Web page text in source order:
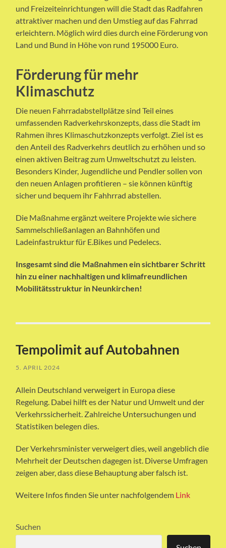
und Freizeiteinrichtungen will die Stadt das Radfahren
attraktiver machen und den Umstieg auf das Fahrrad
erleichtern. Möglich wird dies durch eine Förderung von
Land und Bund in Höhe von rund 195000 Euro.
Förderung für mehr
Klimaschutz
Die neuen Fahrradabstellplätze sind Teil eines
umfassenden Radverkehrskonzepts, dass die Stadt im
Rahmen ihres Klimaschutzkonzepts verfolgt. Ziel ist es
den Anteil des Radverkehrs deutlich zu erhöhen und so
einen aktiven Beitrag zum Umweltschutzt zu leisten.
Besonders Kinder, Jugendliche und Pendler sollen von
den neuen Anlagen profitieren – sie können künftig
sicher und bequem ihr Fahhrrad abstellen.
Die Maßnahme ergänzt weitere Projekte wie sichere
Sammelschließanlagen an Bahnhöfen und
Ladeinfastruktur für E.Bikes und Pedelecs.
Insgesamt sind die Maßnahmen ein sichtbarer Schritt
hin zu einer nachhaltigen und klimafreundlichen
Mobilitätsstruktur in Neunkirchen!
Tempolimit auf Autobahnen
5. APRIL 2024
Allein Deutschland verweigert in Europa diese
Regelung. Dabei hilft es der Natur und Umwelt und der
Verkehrssicherheit. Zahlreiche Untersuchungen und
Statistiken belegen dies.
Der Verkehrsminister verweigert dies, weil angeblich die
Mehrheit der Deutschen dagegen ist. Diverse Umfragen
zeigen aber, dass diese Behauptung aber falsch ist.
Weitere Infos finden Sie unter nachfolgendem Link
Suchen